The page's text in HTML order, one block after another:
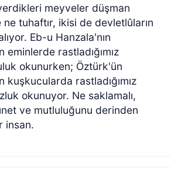
meyveler düşman
tuhaftır, ikisi de devletlûların
Eb-u Hanzala'nın
eminlerde rastladığımız
okunurken; Öztürk'ün
kuşkucularda rastladığımız
okunuyor. Ne saklamalı,
ve mutluluğunu derinden
insan.